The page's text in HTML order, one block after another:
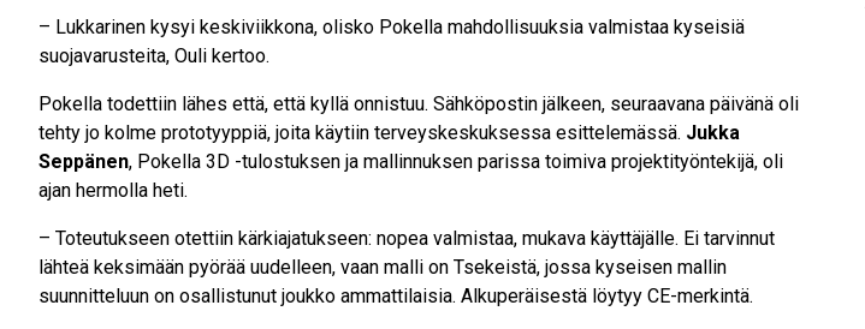
– Lukkarinen kysyi keskiviikkona, olisko Pokella mahdollisuuksia valmistaa kyseisiä
suojavarusteita, Ouli kertoo.
Pokella todettiin lähes että, että kyllä onnistuu. Sähköpostin jälkeen, seuraavana päivänä oli
tehty jo kolme prototyyppiä, joita käytiin terveyskeskuksessa esittelemässä. Jukka
Seppänen, Pokella 3D -tulostuksen ja mallinnuksen parissa toimiva projektityöntekijä, oli
ajan hermolla heti.
– Toteutukseen otettiin kärkiajatukseen: nopea valmistaa, mukava käyttäjälle. Ei tarvinnut
lähteä keksimään pyörää uudelleen, vaan malli on Tsekeistä, jossa kyseisen mallin
suunnitteluun on osallistunut joukko ammattilaisia. Alkuperäisestä löytyy CE-merkintä.